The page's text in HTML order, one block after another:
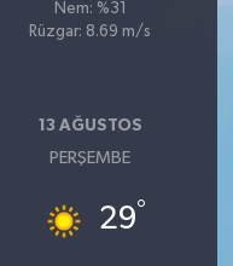
Nem: %31
Rüzgar: 8.69 m/s
13 AĞUSTOS
PERŞEMBE
29°